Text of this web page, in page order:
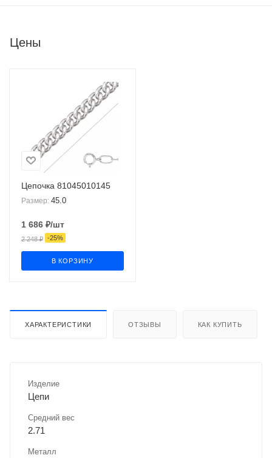
Цены
Цепочка 81045010145
Размер: 45.0
1 686 ₽/шт
2 248₽ -25%
В КОРЗИНУ
ХАРАКТЕРИСТИКИ ОТЗЫВЫ КАК КУПИТЬ
Изделие
Цепи
Средний вес
2.71
Металл